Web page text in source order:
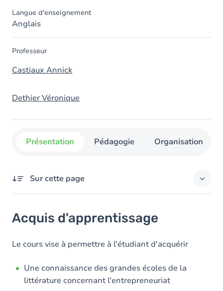
Langue d'enseignement
Anglais
Professeur
Castiaux Annick
Dethier Véronique
Présentation Pédagogie Organisation
Sur cette page
Objectifs
Contenu
Table des matières
Acquis d'apprentissage
Le cours vise à permettre à l'étudiant d'acquérir
Une connaissance des grandes écoles de la
littérature concernant l'entrepreneuriat